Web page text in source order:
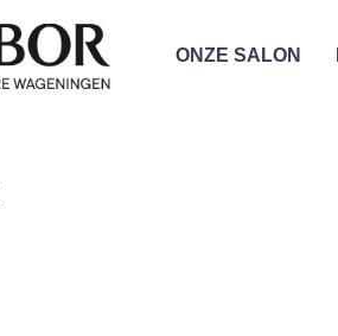
ONZE SALON